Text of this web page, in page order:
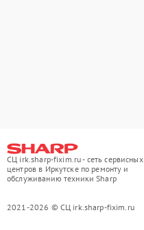
СЦ irk.sharp-fixim.ru - сеть сервисных
центров в Иркутске по ремонту и
обслуживанию техники Sharp
2021-2026 © СЦ irk.sharp-fixim.ru